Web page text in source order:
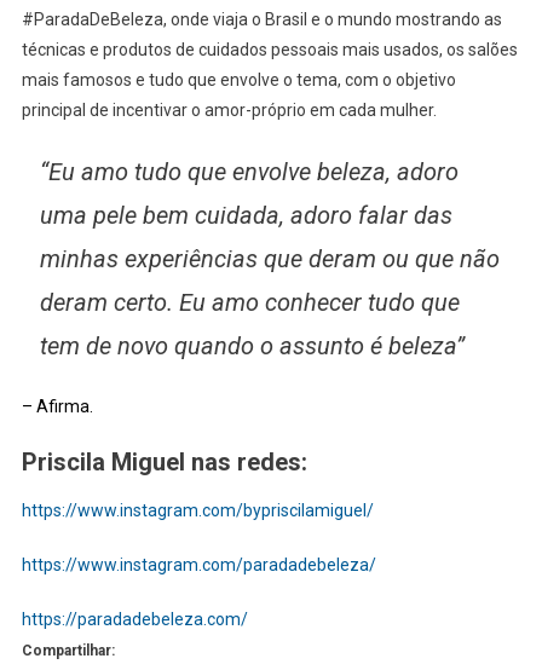
#ParadaDeBeleza, onde viaja o Brasil e o mundo mostrando as
técnicas e produtos de cuidados pessoais mais usados, os salões
mais famosos e tudo que envolve o tema, com o objetivo
principal de incentivar o amor-próprio em cada mulher.
“Eu amo tudo que envolve beleza, adoro
uma pele bem cuidada, adoro falar das
minhas experiências que deram ou que não
deram certo. Eu amo conhecer tudo que
tem de novo quando o assunto é beleza”
– Afirma.
Priscila Miguel nas redes:
https://www.instagram.com/bypriscilamiguel/
https://www.instagram.com/paradadebeleza/
https://paradadebeleza.com/:
Compartilhar: